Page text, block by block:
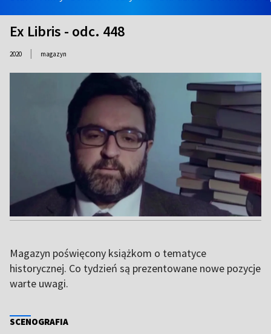
Ex Libris - odc. 448
2020 | magazyn
Magazyn poświęcony książkom o tematyce
historycznej. Co tydzień są prezentowane nowe pozycje
warte uwagi.
SCENOGRAFIA